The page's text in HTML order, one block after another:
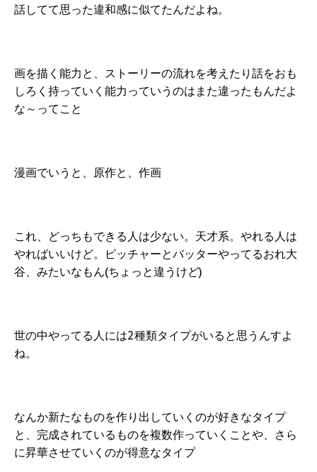
話してて思った違和感に似てたんだよね。
画を描く能力と、ストーリーの流れを考えたり話をおも
しろく持っていく能力っていうのはまた違ったもんだよ
な～ってこと
漫画でいうと、原作と、作画
これ、どっちもできる人は少ない。天才系。やれる人は
やればいいけど。ピッチャーとバッターやってるおれ大
谷、みたいなもん(ちょっと違うけど)
世の中やってる人には2種類タイプがいると思うんすよ
ね。
なんか新たなものを作り出していくのが好きなタイプ
と、完成されているものを複数作っていくことや、さら
に昇華させていくのが得意なタイプ